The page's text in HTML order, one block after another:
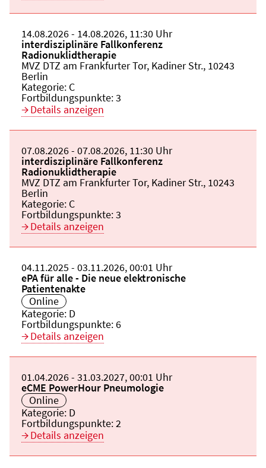
Beginn:
14.08.2026Ende und Anfangszeit:
- 14.08.2026, 11:30 Uhr
Veranstaltungstitel:
interdisziplinäre Fallkonferenz
Radionuklidtherapie
Veranstaltungsort:
MVZ DTZ am Frankfurter Tor, Kadiner Str., 10243
Berlin
Kategorie: C
Fortbildungspunkte:3
Details anzeigen
Beginn:
07.08.2026Ende und Anfangszeit:
- 07.08.2026, 11:30 Uhr
Veranstaltungstitel:
interdisziplinäre Fallkonferenz
Radionuklidtherapie
Veranstaltungsort:
MVZ DTZ am Frankfurter Tor, Kadiner Str., 10243
Berlin
Kategorie: C
Fortbildungspunkte:3
Details anzeigen
Beginn:
04.11.2025 Ende und Anfangszeit:
- 03.11.2026,00:01 Uhr
Veranstaltungstitel:
ePA für alle - Die neue elektronische
Patientenakte
Veranstaltungsort:
Online
Kategorie: D
Fortbildungspunkte:6
Details anzeigen
Beginn:
01.04.2026Ende und Anfangszeit:
- 31.03.2027,00:01 Uhr
Veranstaltungstitel:
eCME PowerHour Pneumologie
Veranstaltungsort:
Online
Kategorie: D
Fortbildungspunkte:2
Details anzeigen